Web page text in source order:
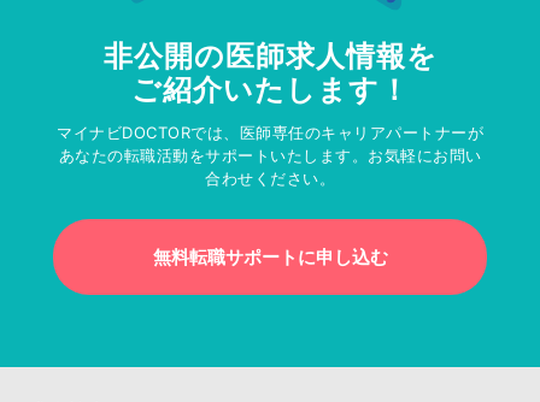
非公開の医師求人情報を
ご紹介いたします！
マイナビDOCTORでは、医師専任のキャリアパートナーが
あなたの転職活動をサポートいたします。お気軽にお問い
合わせください。
無料転職サポートに申し込む